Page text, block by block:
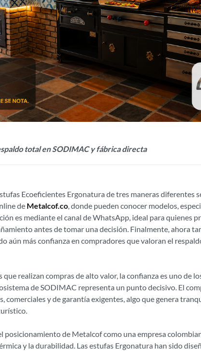
total en SODIMAC y fábrica directa
Ecoeficientes Ergonatura de tres maneras diferentes
de Metalcof.co, donde pueden conocer modelos,
es mediante el canal de WhatsApp, ideal para quienes
antes de tomar una decisión. Finalmente, ahora
aún más confianza en compradores que valoran el
realizan compras de alto valor, la confianza es uno de
de SODIMAC representa un punto decisivo. El
comerciales y de garantía exigentes, algo que genera
posicionamiento de Metalcof como una empresa
y la durabilidad. Las estufas Ergonatura han sido